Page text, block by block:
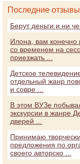
Последние
Берут деньги и ни
Илона, вам конечно
со временем на
приезжать ...
Детское
отдельный жанр
и совре ...
В этом ВУЗе
экскурсии в жанре
дверей ...
Принимаю
предложения по
своего авторско ...